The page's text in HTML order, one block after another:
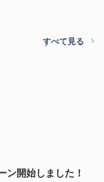
すべて見る
ン開始しました！